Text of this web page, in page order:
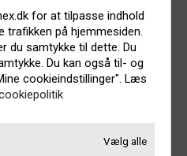
for at tilpasse indhold
trafikken på hjemmesiden.
du samtykke til dette. Du
Du kan også til- og
cookieindstillinger". Læs
Vælg alle
Og kan man egentlig
andet finde:
og Peter Albrechtsen
med Kristian Leth og